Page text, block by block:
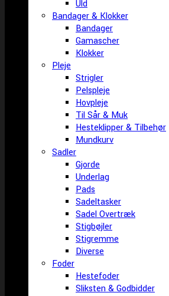
Uld
Bandager & Klokker
Bandager
Gamascher
Klokker
Pleje
Strigler
Pelspleje
Hovpleje
Til Sår & Muk
Hesteklipper & Tilbehør
Mundkurv
Sadler
Gjorde
Underlag
Pads
Sadeltasker
Sadel Overtræk
Stigbøjler
Stigremme
Diverse
Foder
Hestefoder
Sliksten & Godbidder